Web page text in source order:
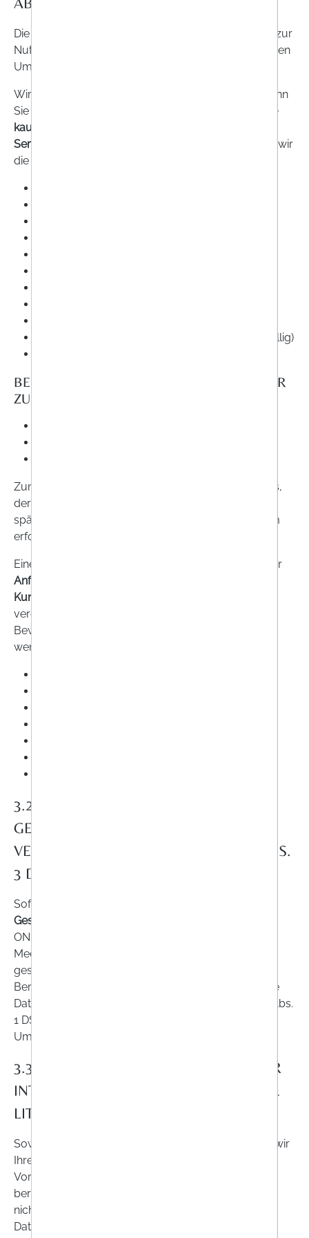
Die Verarbeitung personenbezogener Daten erfolgt zur
Nutzung unserer Webseite durch Sie im erforderlichen
Umfang.
Wir verarbeiten Ihre personenbezogenen Daten, wenn
Sie bei uns im Rahmen von ONLINEAPO.at
kaufen
Serviceleistung
in Anspruch nehmen. Dazu erheben wir
die folgenden Daten:
Zusätzliche Informationen zur Bestellung (freiwillig)
BEI GEWERBLICHEN KUNDEN ERHEBEN WIR
ZUSÄTZLICH
Zum Zweck der Abwicklung des Einkaufsvorganges,
der Prüfung einer korrekten Anmeldung und zur
späteren Vertragsabwicklung verarbeiten wir zudem
erforderliche Cookies mit den IP-Daten des Nutzers.
Eine Verarbeitung erfolgt auch, zur Bearbeitung Ihrer
Anfragen
Kunden- und Lieferbeziehungen
vergleichbaren Kontaktverhältnisses sowie bei
Bewerbungen. Folgende Daten werden gespeichert,
wenn Sie unser Kontaktformular nutzen:
3.2. ERFORDERLICHKEIT ZUR
GESUNDHEITSVORSORGE UND
VERSORGUNG (ART. 9 ABS. 2 LIT. H, ABS.
3 DS-GVO)
Sofern dies zur von Ihnen
Gesundheitsvorsorge und Versorgung
ONLINEAPO.at erforderlich ist (z.B. beim Kauf von
Medizinprodukten oder der Inanspruchnahme von
gesundheitsbezogenen Serviceleistungen und
Beratungen), können wir weitere personenbezogene
Daten, einschließlich Ihrer
(Art. 9 Abs.
1 DS-GVO) im erforderlichen und angemessenen
Umfang verarbeiten.
3.3. VERARBEITUNG IM RAHMEN EINER
INTERESSENABWÄGUNG (ART. 6 ABS. 1
LIT. F DS-GVO)
Soweit für unsere Zwecke erforderlich, verarbeiten wir
Ihre Daten über die erforderliche Erfüllung des
Vorvertrages oder Vertrages hinaus zur Wahrung
berechtigter Interessen von uns oder Dritten, sofern
nicht Ihre Interessen an einem Unterbleiben der
Datenverarbeitung überwiegen: